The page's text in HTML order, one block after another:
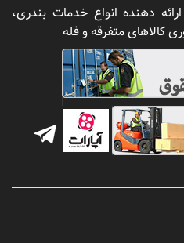
دهنده انواع خدمات بندری،
کالاهای متفرقه و فله